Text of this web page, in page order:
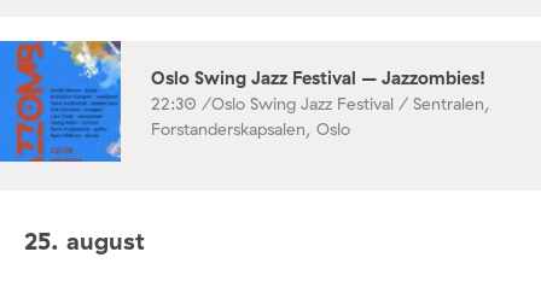
Oslo Swing Jazz Festival – Jazzombies!
22:30 /Oslo Swing Jazz Festival / Sentralen,
Forstanderskapsalen, Oslo
25. august